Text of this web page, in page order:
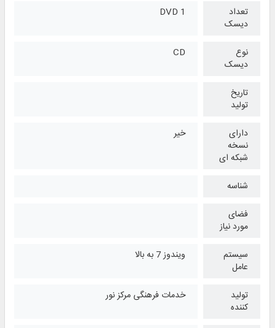
تعداد
دیسک
1 DVD
نوع
دیسک
CD
تاریخ
تولید
دارای
نسخه
شبکه ای
خیر
شناسه
فضای
مورد نیاز
سیستم
عامل
ویندوز 7 به بالا
تولید
کننده
خدمات فرهنگی مرکز نور